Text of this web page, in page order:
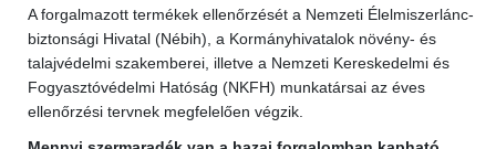
A forgalmazott termékek ellenőrzését a Nemzeti Élelmiszerlánc-
biztonsági Hivatal (Nébih), a Kormányhivatalok növény- és
talajvédelmi szakemberei, illetve a Nemzeti Kereskedelmi és
Fogyasztóvédelmi Hatóság (NKFH) munkatársai az éves
ellenőrzési tervnek megfelelően végzik.